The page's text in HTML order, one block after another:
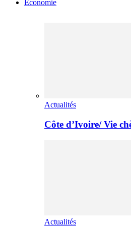
Economie
Actualités
Côte d’Ivoire/ Vie
Actualités